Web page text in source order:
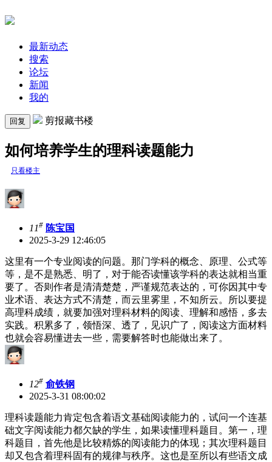
最新动态
搜索
论坛
新闻
我的
回复 剪报藏书楼
如何培养学生的理科读题能力
只看楼主
11# 陈宝国
2025-3-29 12:46:05
这里有一个专业阅读的问题。那门学科的概念、原理、公式等
等，是不是熟悉、明了，对于能否读懂该学科的表达就相当重
要了。否则作者是清清楚楚，严谨规范表达的，可你因其中专
业术语、表达方式不清楚，而云里雾里，不知所云。所以要提
高理科成绩，就要加强对理科材料的阅读、理解和感悟，多去
实践。积累多了，领悟深、透了，见识广了，阅读这方面材料
也就会容易懂进去一些，需要解答时也能做出来了。
12# 俞铁钢
2025-3-31 08:00:02
理科读题能力肯定包含着语文基础阅读能力的，试问一个连基
础文字阅读能力都欠缺的学生，如果读懂理科题目。第一，理
科题目，首先他是比较精炼的阅读能力的体现；其次理科题目
却又包含着理科固有的规律与秩序。这也是至所以有些语文成